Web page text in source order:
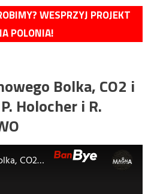
WESPRZYJ PROJEKT
POLONIA!
Bolka, CO2 i
Holocher i R.